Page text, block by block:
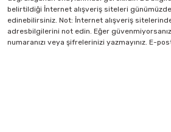
belirtildiği İnternet alışveriş siteleri günümüzde
edinebilirsiniz. Not: İnternet alışveriş
adresbilgilerini not edin. Eğer
numaranızı veya şifrelerinizi yazmayınız. E-